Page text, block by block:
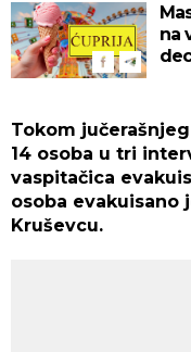
na
Tokom
14 osoba u tri
vaspitačica
osoba evakuisano
Kruševcu.